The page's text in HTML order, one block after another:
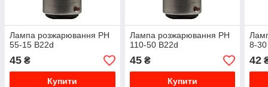
Лампа розжарювання РН
55-15 В22d
45 ₴
Купити
Лампа розжарювання РН
110-50 В22d
45₴
Купити
8-
42